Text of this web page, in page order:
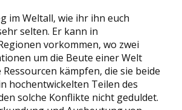
im Weltall, wie ihr ihn euch
selten. Er kann in
vorkommen, wo zwei
um die Beute einer Welt
kämpfen, die sie beide
hochentwickelten Teilen des
solche Konflikte nicht geduldet.